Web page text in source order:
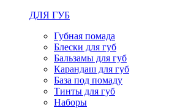
ДЛЯ ГУБ
Губная помада
Блески для губ
Бальзамы для губ
Карандаш для губ
База под помаду
Тинты для губ
Наборы